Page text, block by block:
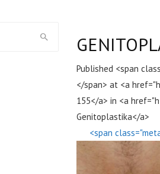
Published <span
</span> at <a
155</a> in <a
Genitoplastika</a>
<span